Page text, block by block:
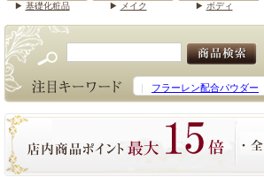
基礎化粧品 メイク ボディ
フラーレン配合パウダー